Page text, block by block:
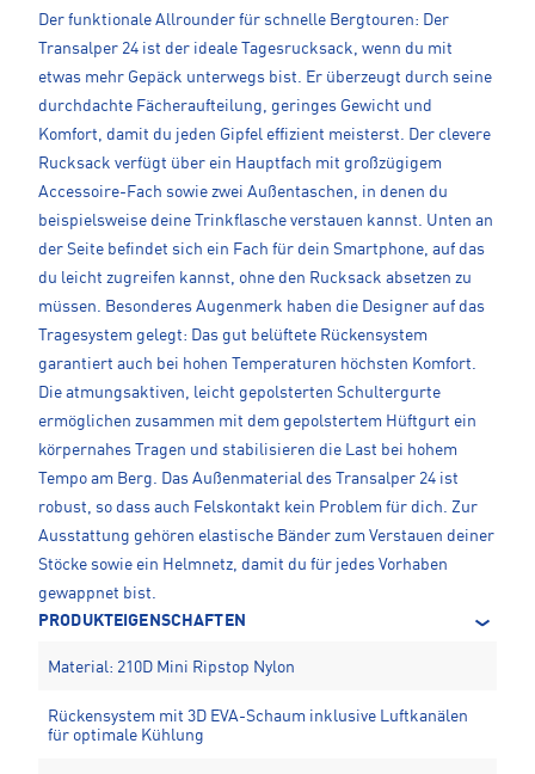
Der funktionale Allrounder für schnelle Bergtouren: Der
Transalper 24 ist der ideale Tagesrucksack, wenn du mit
etwas mehr Gepäck unterwegs bist. Er überzeugt durch seine
durchdachte Fächeraufteilung, geringes Gewicht und
Komfort, damit du jeden Gipfel effizient meisterst. Der clevere
Rucksack verfügt über ein Hauptfach mit großzügigem
Accessoire-Fach sowie zwei Außentaschen, in denen du
beispielsweise deine Trinkflasche verstauen kannst. Unten an
der Seite befindet sich ein Fach für dein Smartphone, auf das
du leicht zugreifen kannst, ohne den Rucksack absetzen zu
müssen. Besonderes Augenmerk haben die Designer auf das
Tragesystem gelegt: Das gut belüftete Rückensystem
garantiert auch bei hohen Temperaturen höchsten Komfort.
Die atmungsaktiven, leicht gepolsterten Schultergurte
ermöglichen zusammen mit dem gepolstertem Hüftgurt ein
körpernahes Tragen und stabilisieren die Last bei hohem
Tempo am Berg. Das Außenmaterial des Transalper 24 ist
robust, so dass auch Felskontakt kein Problem für dich. Zur
Ausstattung gehören elastische Bänder zum Verstauen deiner
Stöcke sowie ein Helmnetz, damit du für jedes Vorhaben
gewappnet bist.
PRODUKTEIGENSCHAFTEN
Material: 210D Mini Ripstop Nylon
Rückensystem mit 3D EVA-Schaum inklusive Luftkanälen
für optimale Kühlung